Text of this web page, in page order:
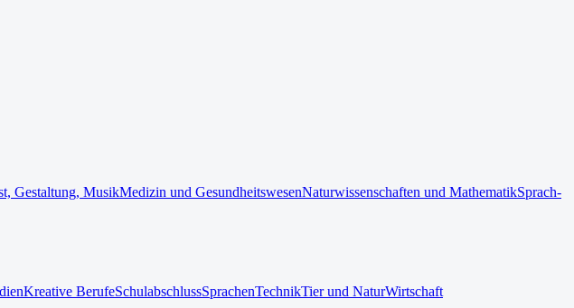
Gestaltung, MusikMedizin und GesundheitswesenNaturwissenschaften und MathematikSprach-
Kreative BerufeSchulabschlussSprachenTechnikTier und NaturWirtschaft